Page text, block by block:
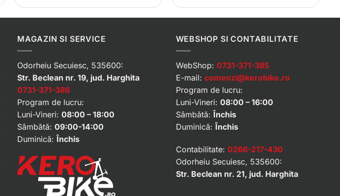
MAGAZIN SI SERVICE
Odorheiu Secuiesc, 535600:
Str. Beclean nr. 19, jud. Harghita
0731-371-386
Program de lucru:
Luni-Vineri: 08:00 – 18:00
Sâmbătă: 09:00-14:00
Duminică: Închis
WEBSHOP SI CONTABILITATE
WebShop: 0731-371-385
E-mail: comenzi@kerobike.ro
Program de lucru:
Luni-Vineri: 08:00 – 16:00
Sâmbătă: Închis
Duminică: Închis
Contabilitate: 0266-217-430
Odorheiu Secuiesc, 535600:
Str. Beclean nr. 21, jud. Harghita